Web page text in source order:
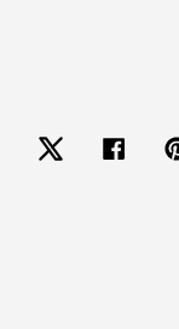
Twitter